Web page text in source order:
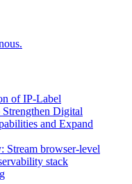
of IP-Label
Digital
and Expand
Stream browser-level
stack